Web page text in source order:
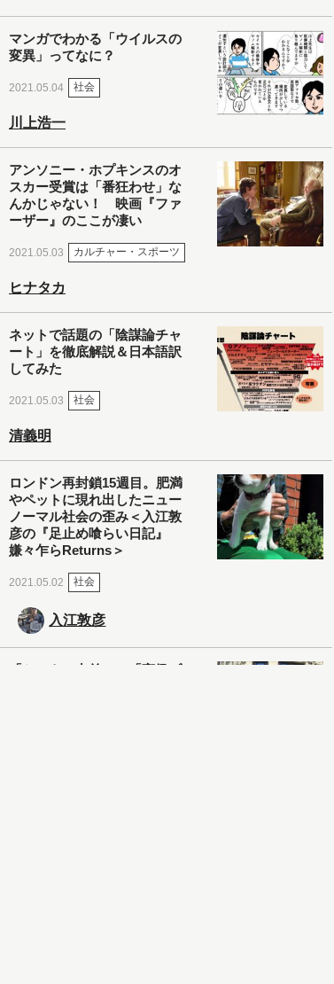
マンガでわかる「ウイルスの
変異」ってなに？
2021.05.04 社会
川上浩一
アンソニー・ホプキンスのオ
スカー受賞は「番狂わせ」な
んかじゃない！ 映画『ファ
ーザー』のここが凄い
2021.05.03 カルチャー・スポーツ
ヒナタカ
ネットで話題の「陰謀論チャ
ート」を徹底解説＆日本語訳
してみた
2021.05.03 社会
清義明
ロンドン再封鎖15週目。肥満
やペットに現れ出したニュー
ノーマル社会の歪み＜入江敦
彦の『足止め喰らい日記』
嫌々乍らReturns＞
2021.05.02 社会
入江敦彦
「ケーキの出前」に「高級ブ